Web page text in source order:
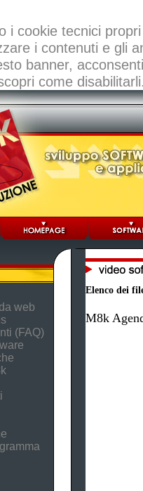
i cookie tecnici
i contenuti e gli
banner,
come
web
(FAQ)
Elenco dei
M8k